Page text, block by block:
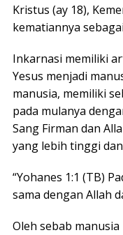
Kristus (ay 18),
kematiannya
Inkarnasi memiliki
Yesus menjadi
manusia, memiliki
pada mulanya
Sang Firman dan
yang lebih tinggi
“Yohanes 1:1 (TB)
sama dengan Allah
Oleh sebab